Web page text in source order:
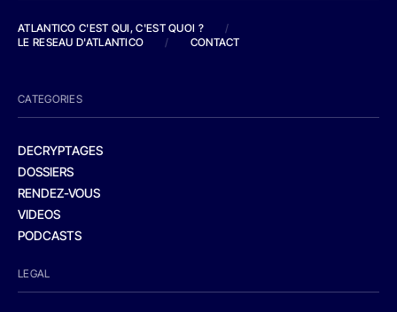
ATLANTICO C'EST QUI, C'EST QUOI ?
/
LE RESEAU D'ATLANTICO
/ CONTACT
CATEGORIES
DECRYPTAGES
DOSSIERS
RENDEZ-VOUS
VIDEOS
PODCASTS
LEGAL